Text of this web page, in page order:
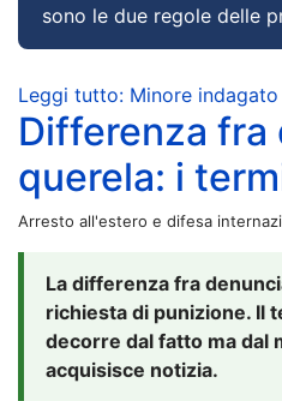
sono le due regole delle
Leggi tutto: Minore
Differenza fra
querela: i
Arresto all'estero e difesa
La differenza fra
richiesta di punizione. Il
decorre dal fatto ma dal
acquisisce notizia.